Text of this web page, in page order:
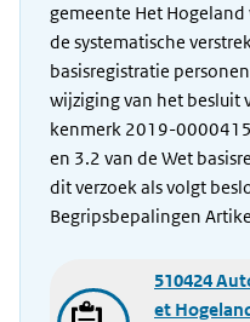
gemeente Het
de systematische
basisregistratie
wijziging van het besluit
kenmerk 2019-
en 3.2 van de Wet
dit verzoek als volgt
Begripsbepalingen
510424
et